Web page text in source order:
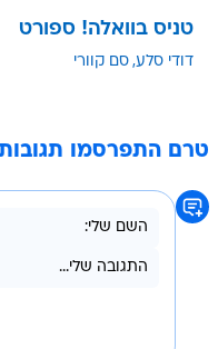
טניס בוואלה! ספורט
דודי סלע סם קוורי
טרם התפרסמו